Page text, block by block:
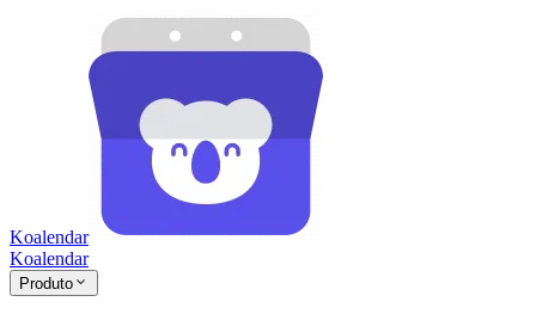
Koalendar
Koalendar
Produto